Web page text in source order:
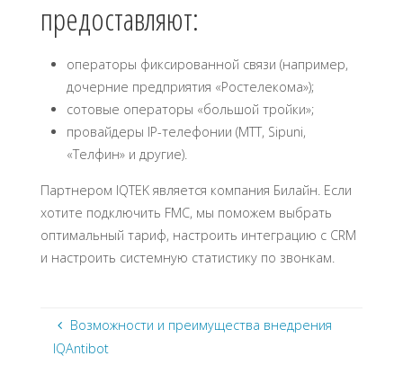
предоставляют:
операторы фиксированной связи (например,
дочерние предприятия «Ростелекома»);
сотовые операторы «большой тройки»;
провайдеры IP-телефонии (МТТ, Sipuni,
«Телфин» и другие).
Партнером IQTEK является компания Билайн. Если
хотите подключить FMC, мы поможем выбрать
оптимальный тариф, настроить интеграцию с СRM
и настроить системную статистику по звонкам.
Возможности и преимущества внедрения
IQAntibot